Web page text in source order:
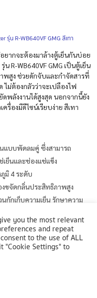
รุ่น R-WB640VF GMG สีเทา
ยากจะต้องมาล้างตู้เย็นกันบ่อย
R-WB640VF GMG เป็นตู้เย็น
สูง ช่วยดักจับและกำจัดสารที่
ไม่ต้องกลัวว่าจะเปลืองไฟ
ดพลังงานได้สูงสุด นอกจากนี้ยัง
รื่องมีดีไซน์เรียบง่าย สีเทา
แบบพัดลมคู่ ซึ่งสามารถ
เย็นและช่องแช่แข็ง
มิ 4 ระดับ
ขจัดกลิ่นประสิทธิภาพสูง
กักเก็บความเย็น รักษาความ
R-WB640VF GMG
ST สีเทา
you the most relevant
and repeat
to the use of ALL
"Cookie Settings" to